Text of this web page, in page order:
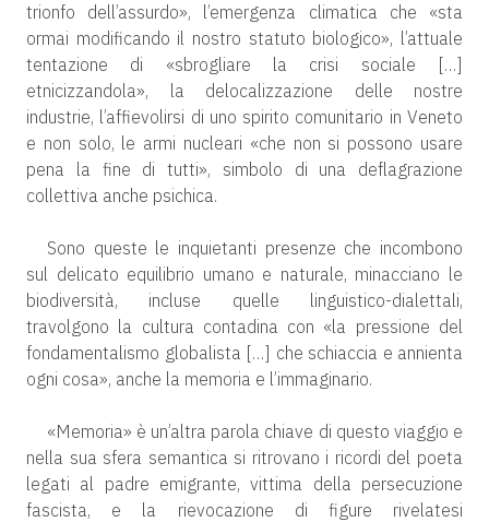
trionfo dell’assurdo», l’emergenza climatica che «sta
ormai modificando il nostro statuto biologico», l’attuale
tentazione di «sbrogliare la crisi sociale […]
etnicizzandola», la delocalizzazione delle nostre
industrie, l’affievolirsi di uno spirito comunitario in Veneto
e non solo, le armi nucleari «che non si possono usare
pena la fine di tutti», simbolo di una deflagrazione
collettiva anche psichica.
Sono queste le inquietanti presenze che incombono
sul delicato equilibrio umano e naturale, minacciano le
biodiversità, incluse quelle linguistico-dialettali,
travolgono la cultura contadina con «la pressione del
fondamentalismo globalista […] che schiaccia e annienta
ogni cosa», anche la memoria e l’immaginario.
«Memoria» è un’altra parola chiave di questo viaggio e
nella sua sfera semantica si ritrovano i ricordi del poeta
legati al padre emigrante, vittima della persecuzione
fascista, e la rievocazione di figure rivelatesi